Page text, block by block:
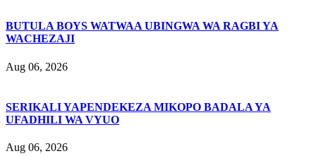
BUTULA BOYS WATWAA UBINGWA WA RAGBI YA
WACHEZAJI
Aug 06, 2026
SERIKALI YAPENDEKEZA MIKOPO BADALA YA
UFADHILI WA VYUO
Aug 06, 2026